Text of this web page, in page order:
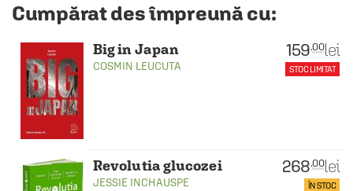
Cumpărat des împreună cu:
Big in Japan
COSMIN LEUCUTA
159.00lei
STOC LIMITAT
Revolutia glucozei
JESSIE INCHAUSPE
268.00lei
ÎN STOC